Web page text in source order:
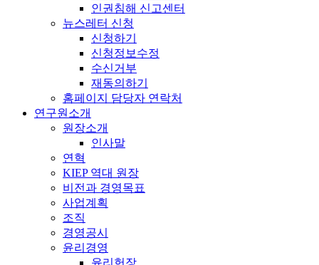
인권침해 신고센터
뉴스레터 신청
신청하기
신청정보수정
수신거부
재동의하기
홈페이지 담당자 연락처
연구원소개
원장소개
인사말
연혁
KIEP 역대 원장
비전과 경영목표
사업계획
조직
경영공시
윤리경영
윤리헌장